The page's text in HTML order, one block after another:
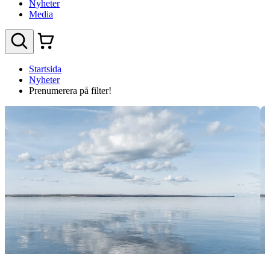
Nyheter
Media
Startsida
Nyheter
Prenumerera på filter!